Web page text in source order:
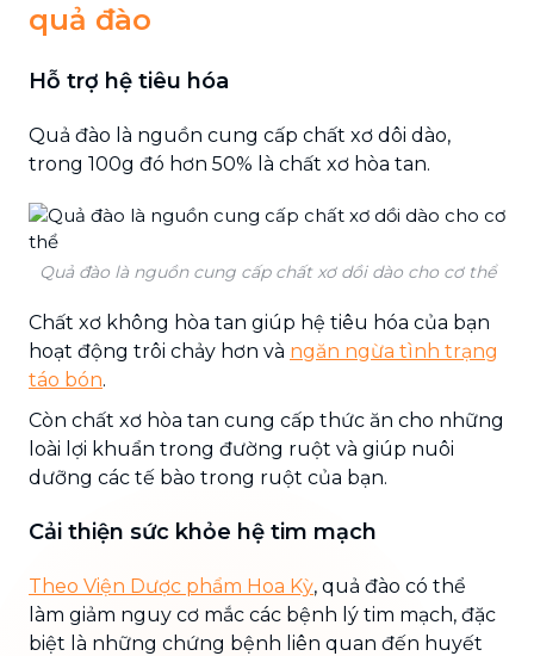
quả đào
Hỗ trợ hệ tiêu hóa
Quả đào là nguồn cung cấp chất xơ dôi dào,
trong 100g đó hơn 50% là chất xơ hòa tan.
Quả đào là nguồn cung cấp chất xơ dồi dào cho cơ thể
Chất xơ không hòa tan giúp hệ tiêu hóa của bạn
hoạt động trôi chảy hơn và ngăn ngừa tình trạng
táo bón.
Còn chất xơ hòa tan cung cấp thức ăn cho những
loài lợi khuẩn trong đường ruột và giúp nuôi
dưỡng các tế bào trong ruột của bạn.
Cải thiện sức khỏe hệ tim mạch
Theo Viện Dược phẩm Hoa Kỳ, quả đào có thể
làm giảm nguy cơ mắc các bệnh lý tim mạch, đặc
biệt là những chứng bệnh liên quan đến huyết